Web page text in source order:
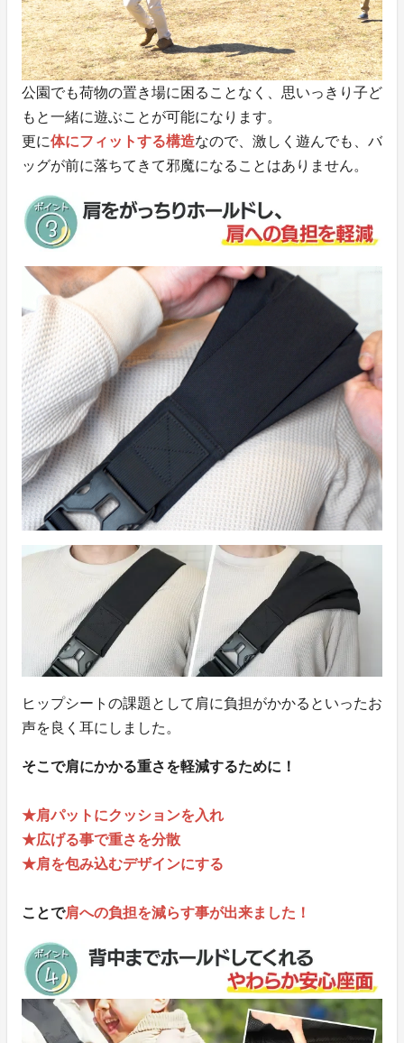
公園でも荷物の置き場に困ることなく、思いっきり子ど
もと一緒に遊ぶことが可能になります。
更に体にフィットする構造なので、激しく遊んでも、バ
ッグが前に落ちてきて邪魔になることはありません。
ヒップシートの課題として肩に負担がかかるといったお
声を良く耳にしました。
そこで肩にかかる重さを軽減するために！
★肩パットにクッションを入れ
★広げる事で重さを分散
★肩を包み込むデザインにする
ことで肩への負担を減らす事が出来ました！